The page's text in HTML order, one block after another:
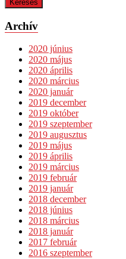
Archív
2020 június
2020 május
2020 április
2020 március
2020 január
2019 december
2019 október
2019 szeptember
2019 augusztus
2019 május
2019 április
2019 március
2019 február
2019 január
2018 december
2018 június
2018 március
2018 január
2017 február
2016 szeptember